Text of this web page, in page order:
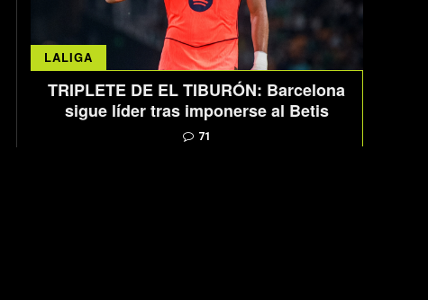
LALIGA
TRIPLETE DE EL TIBURÓN: Barcelona
sigue líder tras imponerse al Betis
71